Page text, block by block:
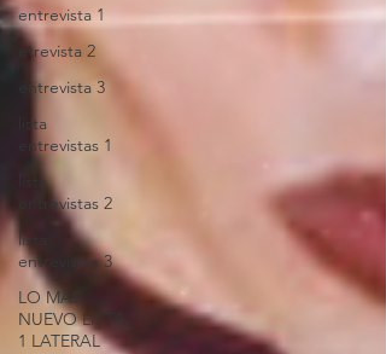
entrevista 1
etrevista 2
entrevista 3
lista
entrevistas 1
lista
entrevistas 2
lista
entrevistas 3
LO MAS
NUEVO LISTA
1 LATERAL